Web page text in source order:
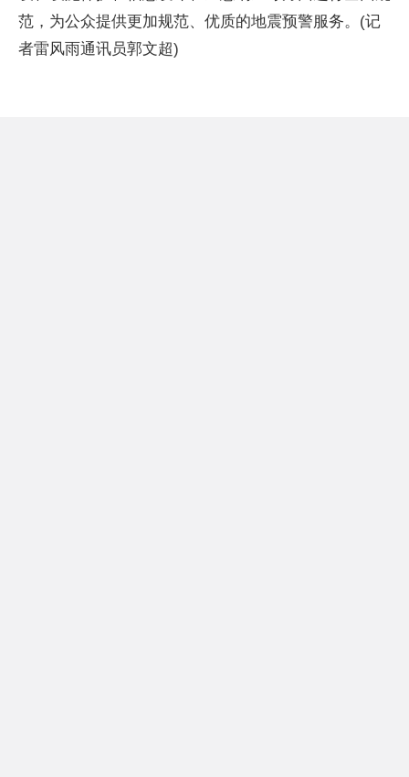
范，为公众提供更加规范、优质的地震预警服务。(记
者雷风雨通讯员郭文超)